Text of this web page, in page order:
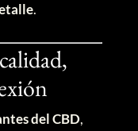
.
del CBD,